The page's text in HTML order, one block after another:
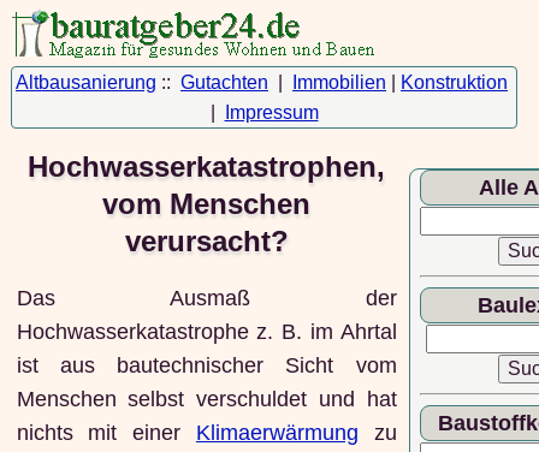
Altbausanierung :: Gutachten Immobilien
Konstruktion
Impressum
Hochwasserkatastrophen,
vom Menschen
verursacht?
Das Ausmaß der
Hochwasserkatastrophe z. B. im Ahrtal
ist aus bautechnischer Sicht vom
Menschen selbst verschuldet und hat
nichts mit einer Klimaerwärmung zu
Alle